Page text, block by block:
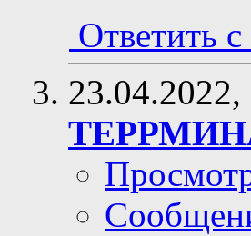
Ответить
23.04.2022,